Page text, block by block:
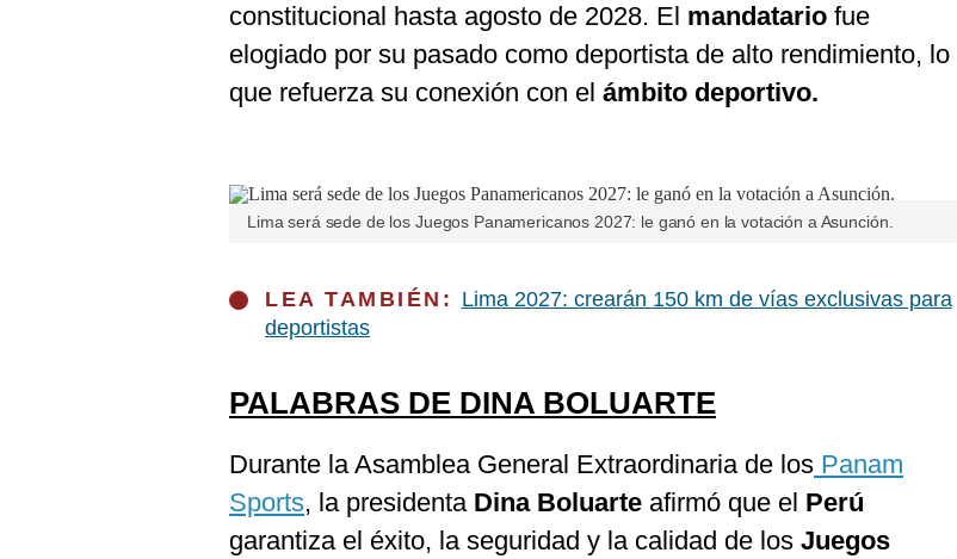
constitucional hasta agosto de 2028. El mandatario fue
elogiado por su pasado como deportista de alto rendimiento, lo
que refuerza su conexión con el ámbito deportivo.
Lima será sede de los Juegos Panamericanos 2027: le ganó en la votación a Asunción.
LEA TAMBIÉN: Lima 2027: crearán 150 km de vías exclusivas para
deportistas
PALABRAS DE DINA BOLUARTE
Durante la Asamblea General Extraordinaria de los Panam
Sports, la presidenta Dina Boluarte afirmó que el Perú
garantiza el éxito, la seguridad y la calidad de los Juegos